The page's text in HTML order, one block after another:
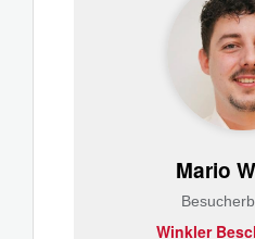
Mario
Winkler